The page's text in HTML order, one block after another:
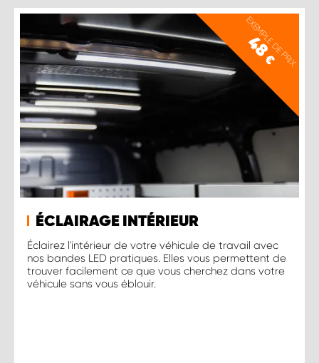
EXEMPLE DE PRIX
48
€
ÉCLAIRAGE INTÉRIEUR
Éclairez l'intérieur de votre véhicule de travail avec
nos bandes LED pratiques. Elles vous permettent de
trouver facilement ce que vous cherchez dans votre
véhicule sans vous éblouir.